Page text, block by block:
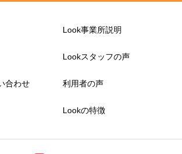
合わせ
Look事業所説明
Lookスタッフの声
利用者の声
Lookの特徴